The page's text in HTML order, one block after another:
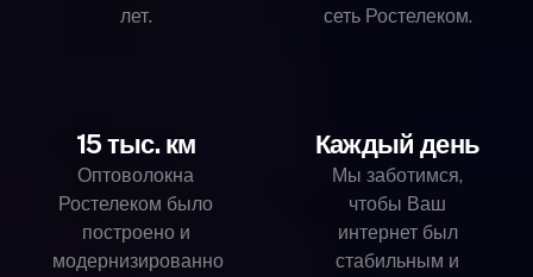
лет. сеть Ростелеком.
15 тыс. км
Оптоволокна
Ростелеком было
построено и
модернизированно
Каждый день
Мы заботимся,
чтобы Ваш
интернет был
стабильным и